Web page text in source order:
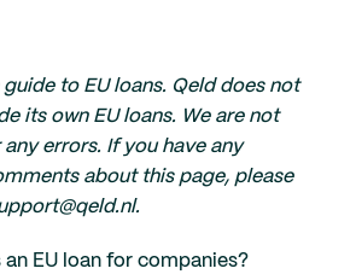
guide to EU loans. Qeld does not
its own EU loans. We are not
errors. If you have any
about this page, please
EU loan for companies?